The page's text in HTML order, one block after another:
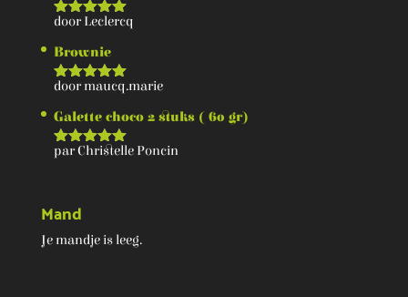
Score5
door Leclercq
Brownie
Score5
door maucq.marie
Galette choco 2 stuks ( 60 gr)
Score 5
par Christelle Poncin
Mand
Je mandje is leeg.